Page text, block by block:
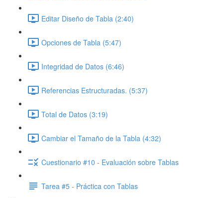
Editar Diseño de Tabla (2:40)
Opciones de Tabla (5:47)
Integridad de Datos (6:46)
Referencias Estructuradas. (5:37)
Total de Datos (3:19)
Cambiar el Tamaño de la Tabla (4:32)
Cuestionario #10 - Evaluación sobre Tablas
Tarea #5 - Práctica con Tablas